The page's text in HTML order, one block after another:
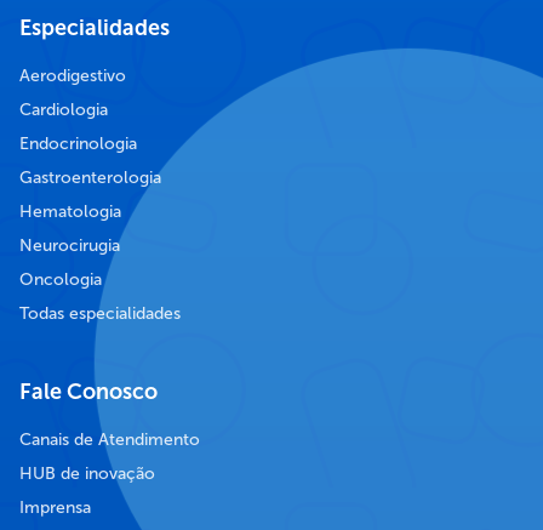
Especialidades
Aerodigestivo
Cardiologia
Endocrinologia
Gastroenterologia
Hematologia
Neurocirugia
Oncologia
Todas especialidades
Fale Conosco
Canais de Atendimento
HUB de inovação
Imprensa